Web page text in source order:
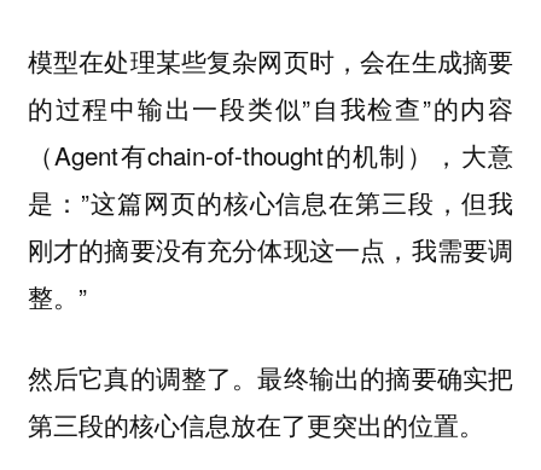
模型在处理某些复杂网页时，会在生成摘要
的过程中输出一段类似”自我检查”的内容
（Agent有chain-of-thought的机制），大意
是：”这篇网页的核心信息在第三段，但我
刚才的摘要没有充分体现这一点，我需要调
整。”
然后它真的调整了。最终输出的摘要确实把
第三段的核心信息放在了更突出的位置。